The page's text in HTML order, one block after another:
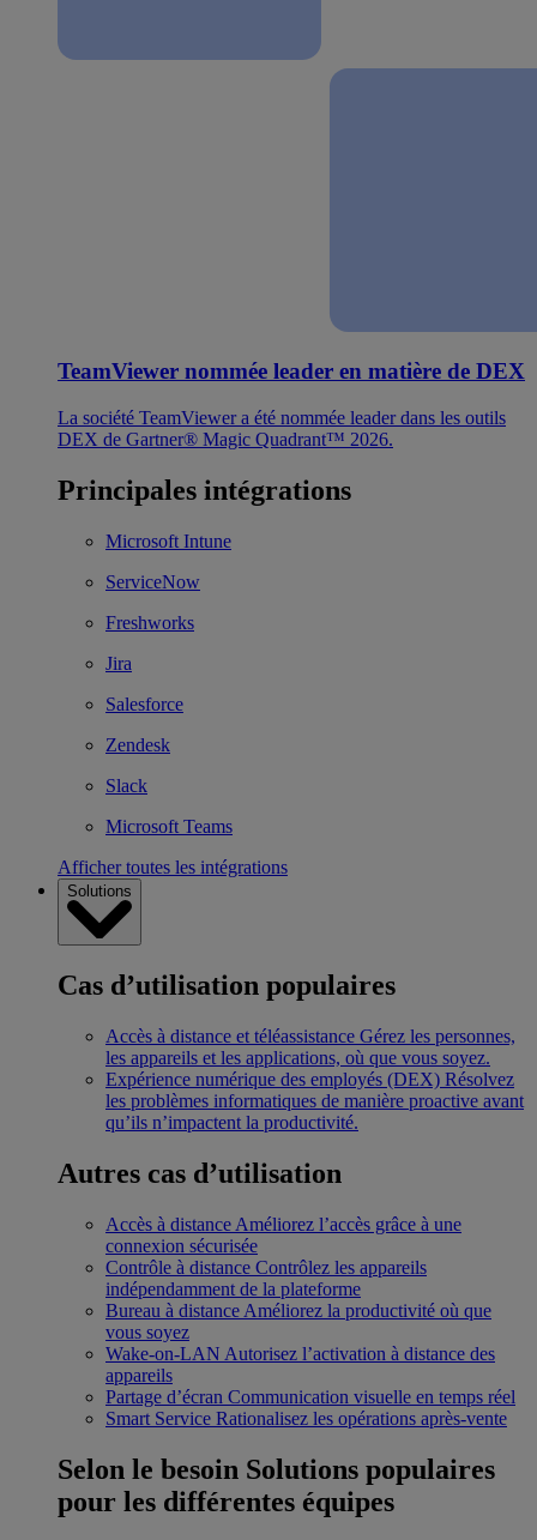
TeamViewer nommée leader en matière de DEX
La société TeamViewer a été nommée leader dans les outils
DEX de Gartner® Magic Quadrant™ 2026.
Principales intégrations
Microsoft Intune
ServiceNow
Freshworks
Jira
Salesforce
Zendesk
Slack
Microsoft Teams
Afficher toutes les intégrations
Solutions
Cas d’utilisation populaires
Accès à distance et téléassistance Gérez les personnes,
les appareils et les applications, où que vous soyez.
Expérience numérique des employés (DEX) Résolvez
les problèmes informatiques de manière proactive avant
qu’ils n’impactent la productivité.
Autres cas d’utilisation
Accès à distance Améliorez l’accès grâce à une
connexion sécurisée
Contrôle à distance Contrôlez les appareils
indépendamment de la plateforme
Bureau à distance Améliorez la productivité où que
vous soyez
Wake-on-LAN Autorisez l’activation à distance des
appareils
Partage d’écran Communication visuelle en temps réel
Smart Service Rationalisez les opérations après-vente
Selon le besoin Solutions populaires
pour les différentes équipes